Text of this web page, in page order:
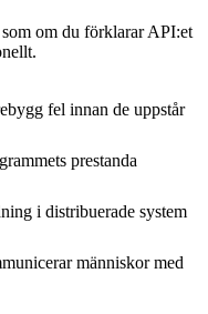
om du förklarar API:et
fel innan de uppstår
prestanda
i distribuerade system
människor med